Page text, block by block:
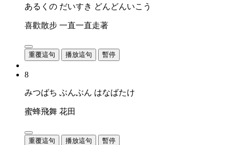
あるくの だいすき どんどんいこう
喜歡散步 一直一直走著
重覆這句 播放這句 暫停
8
みつばち ぶんぶん はなばたけ
蜜蜂飛舞 花田
重覆這句 播放這句 暫停